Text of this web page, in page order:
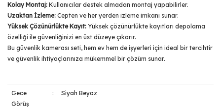
Kolay Montaj: Kullanıcılar destek almadan montaj yapabilirler.
Uzaktan İzleme: Cepten ve her yerden izleme imkanı sunar.
Yüksek Çözünürlükte Kayıt: Yüksek çözünürlükte kayıtları depolama
özelliği ile güvenliğinizi en üst düzeye çıkarır.
Bu güvenlik kamerası seti, hem ev hem de işyerleri için ideal bir tercihtir
ve güvenlik ihtiyaçlarınıza mükemmel bir çözüm sunar.
Gece
Görüş
: Siyah Beyaz